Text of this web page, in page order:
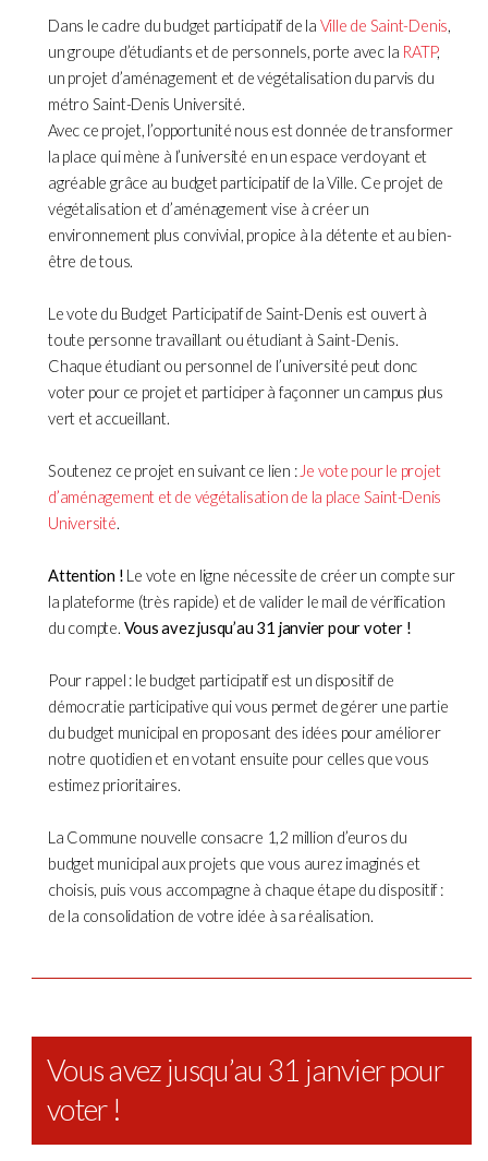
Dans le cadre du budget participatif de la Ville de Saint-Denis,
un groupe d’étudiants et de personnels, porte avec la RATP,
un projet d’aménagement et de végétalisation du parvis du
métro Saint-Denis Université.
Avec ce projet, l’opportunité nous est donnée de transformer
la place qui mène à l’université en un espace verdoyant et
agréable grâce au budget participatif de la Ville. Ce projet de
végétalisation et d’aménagement vise à créer un
environnement plus convivial, propice à la détente et au bien-
être de tous.
Le vote du Budget Participatif de Saint-Denis est ouvert à
toute personne travaillant ou étudiant à Saint-Denis.
Chaque étudiant ou personnel de l’université peut donc
voter pour ce projet et participer à façonner un campus plus
vert et accueillant.
Soutenez ce projet en suivant ce lien : Je vote pour le projet
d’aménagement et de végétalisation de la place Saint-Denis
Université.
Attention ! Le vote en ligne nécessite de créer un compte sur
la plateforme (très rapide) et de valider le mail de vérification
du compte. Vous avez jusqu’au 31 janvier pour voter !
Pour rappel : le budget participatif est un dispositif de
démocratie participative qui vous permet de gérer une partie
du budget municipal en proposant des idées pour améliorer
notre quotidien et en votant ensuite pour celles que vous
estimez prioritaires.
La Commune nouvelle consacre 1,2 million d’euros du
budget municipal aux projets que vous aurez imaginés et
choisis, puis vous accompagne à chaque étape du dispositif :
de la consolidation de votre idée à sa réalisation.
Vous avez jusqu’au 31 janvier pour
voter !